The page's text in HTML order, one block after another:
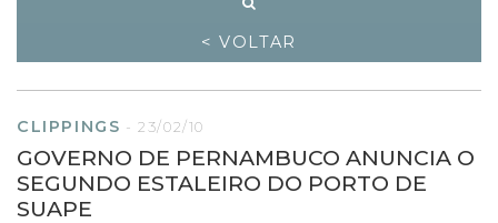
< VOLTAR
CLIPPINGS - 23/02/10
GOVERNO DE PERNAMBUCO ANUNCIA O
SEGUNDO ESTALEIRO DO PORTO DE
SUAPE